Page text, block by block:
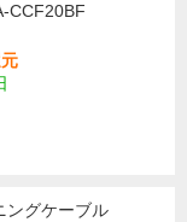
CCF20BF
ングケーブル